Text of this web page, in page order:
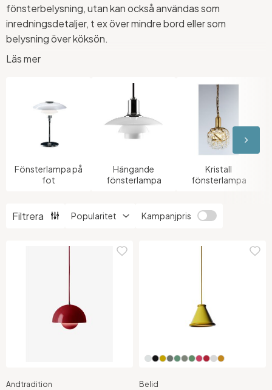
fönsterbelysning, utan kan också användas som
inredningsdetaljer, t ex över mindre bord eller som
belysning över köksön.
I en fönsterlampa kan du ha antingen LED eller glödlampor
(beroende på vilken max watt lampan anger).
Hos oss hittar du ett stort utbud av snygga fönsterlampor
pendlar
i olika färger som krom, mässing, guld, koppar,
glas eller metall. Vi har ävenjulstjärnor
för dig som letar
efter belysning att hänga i fönstret under juletid.
Läs mer
Fönsterlampa på
fot
Hängande
fönsterlampa
Kristall
fönsterlampa
Filtrera Kampanjpris
Andtradition Belid